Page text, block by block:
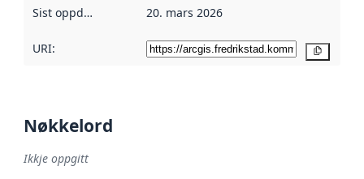
Sist oppdatert 20. mars 2026
URI:
Nøkkelord
Ikkje oppgitt